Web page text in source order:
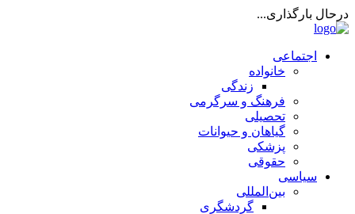
درحال بارگذاری...
اجتماعی
خانواده
زندگی
فرهنگ و سرگرمی
تحصیلی
گیاهان و حیوانات
پزشکی
حقوقی
سیاسی
بین‌المللی
گردشگری